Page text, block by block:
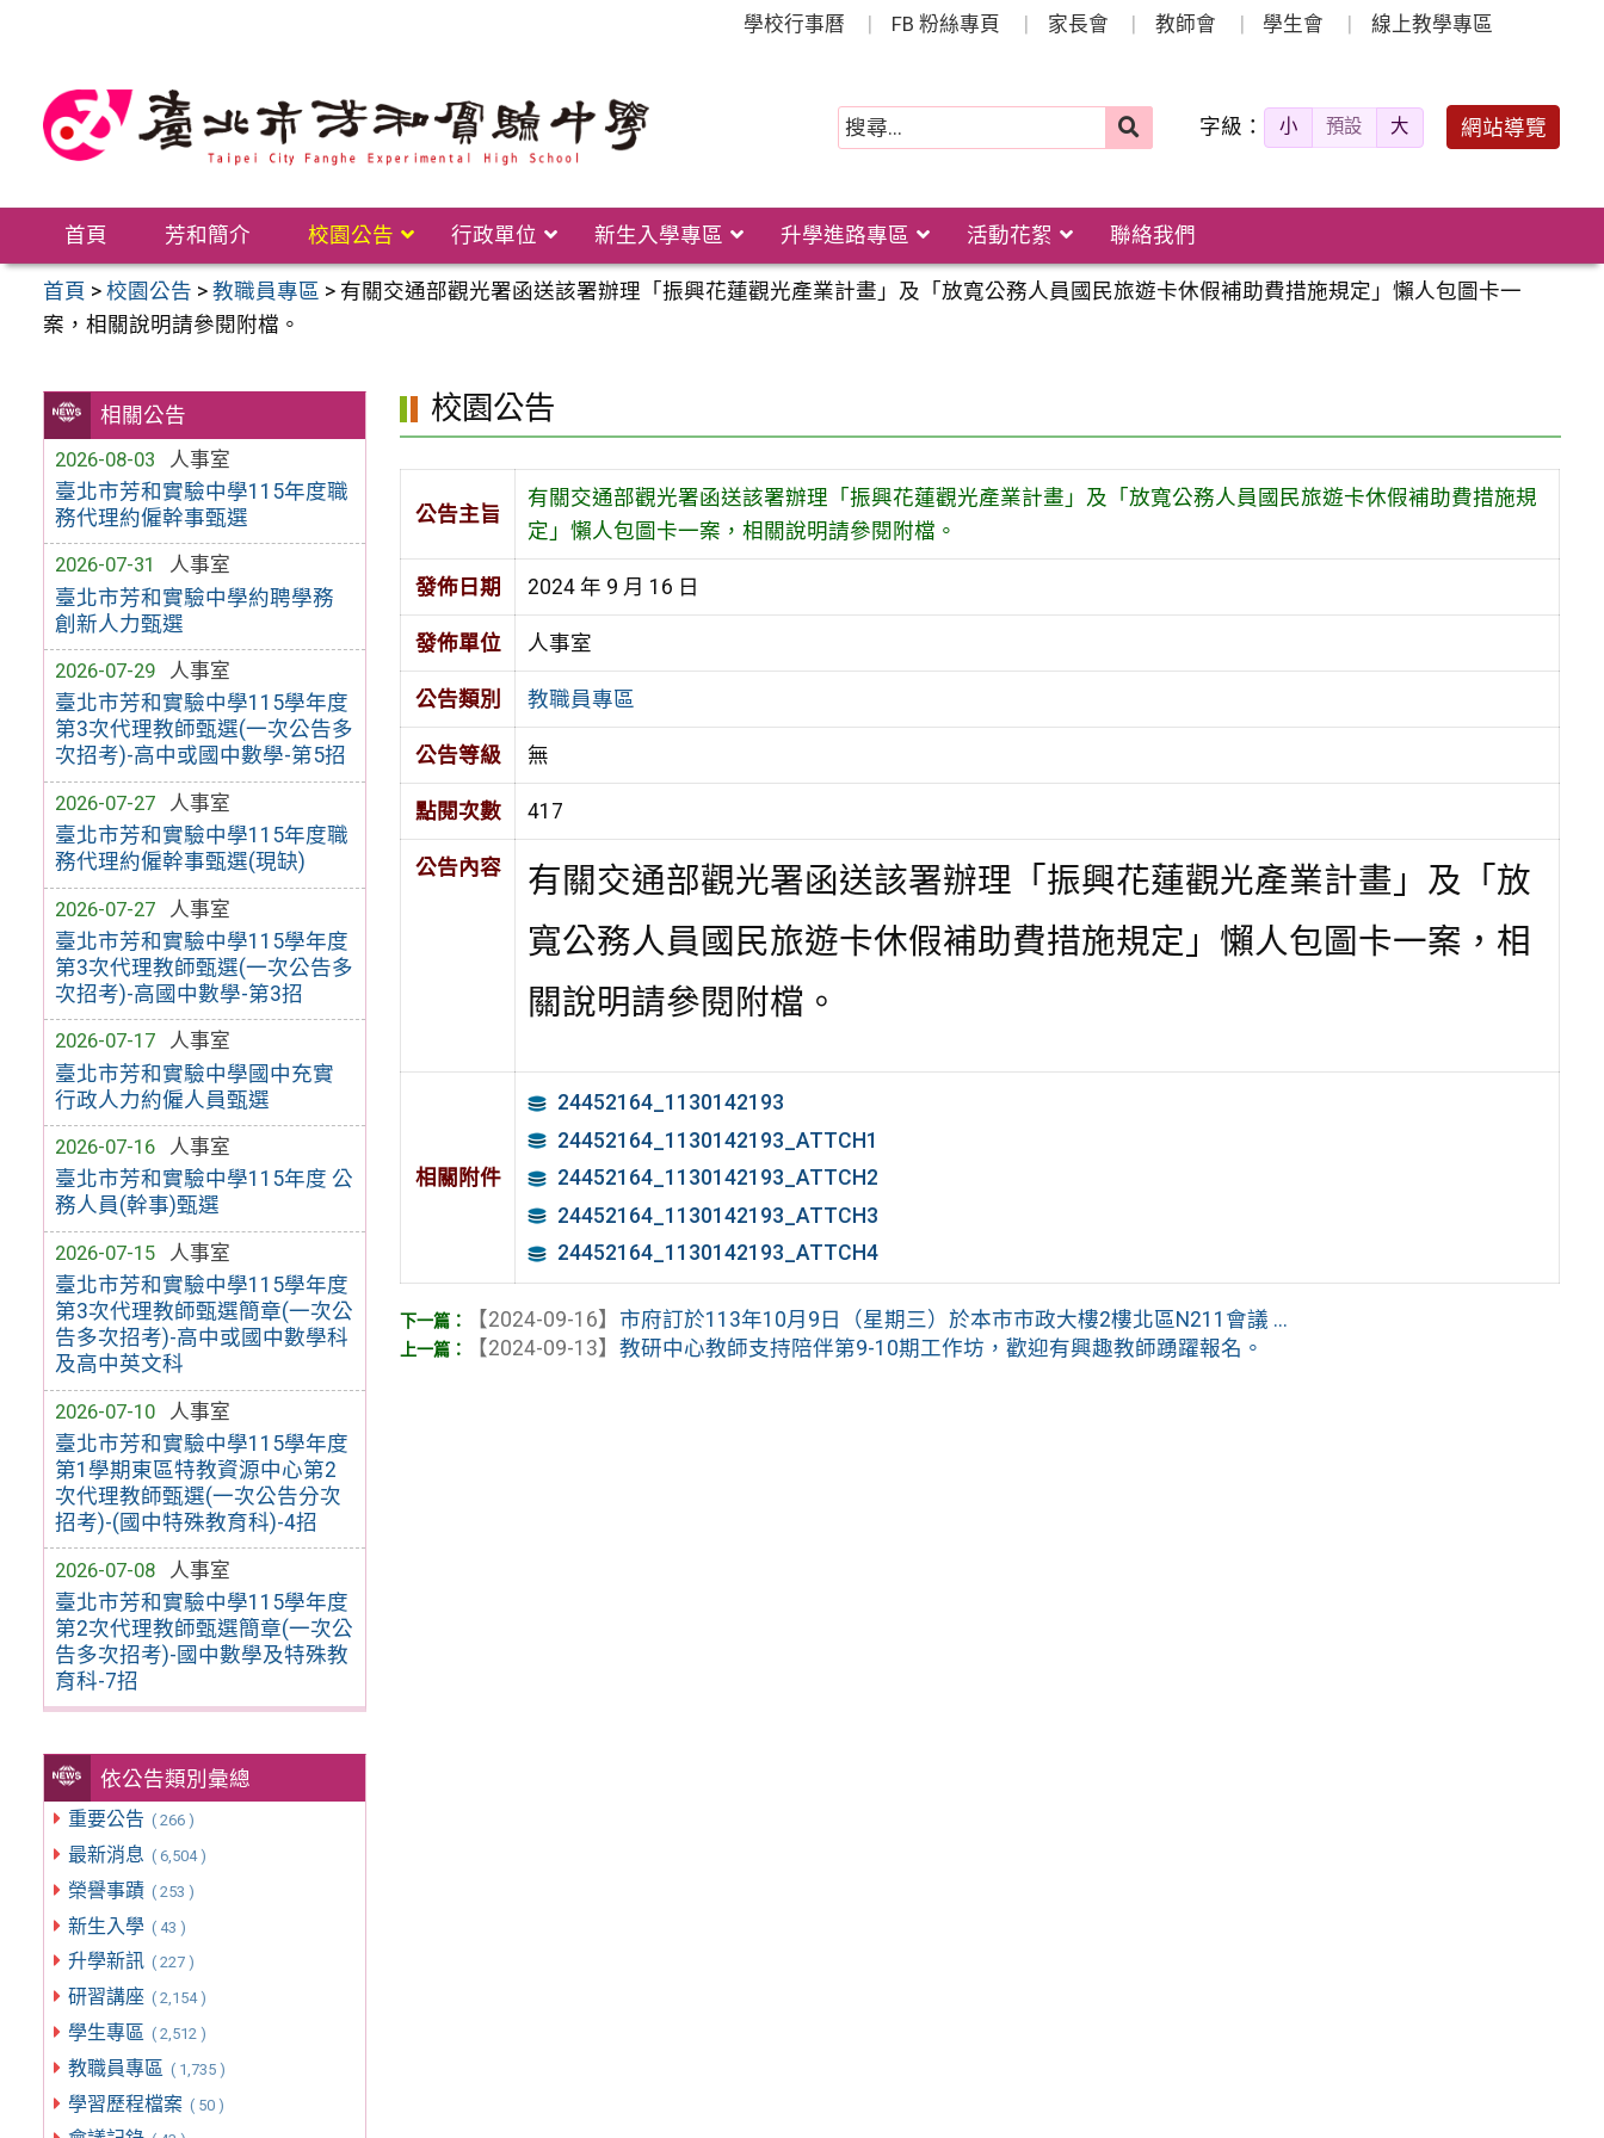
學校行事曆 FB 粉絲專頁 家長會 教師會 學生會 線上教學專區
字級： 小 預設 大 網站導覽
首頁 芳和簡介 校園公告 行政單位 新生入學專區 升學進路專區 活動花絮 聯絡我們
首頁 >校園公告 >教職員專區 > 有關交通部觀光署函送該署辦理「振興花蓮觀光產業計畫」及「放寬公務人員國民旅遊卡休假補助費措施規定」懶人包圖卡一
案，相關說明請參閱附檔。
相關公告
2026-08-03
人事室
臺北市芳和實驗中學115年度職
務代理約僱幹事甄選
2026-07-31
人事室
臺北市芳和實驗中學約聘學務
創新人力甄選
2026-07-29
人事室
臺北市芳和實驗中學115學年度
第3次代理教師甄選(一次公告多
次招考)-高中或國中數學-第5招
2026-07-27
人事室
臺北市芳和實驗中學115年度職
務代理約僱幹事甄選(現缺)
2026-07-27
人事室
臺北市芳和實驗中學115學年度
第3次代理教師甄選(一次公告多
次招考)-高國中數學-第3招
2026-07-17
人事室
臺北市芳和實驗中學國中充實
行政人力約僱人員甄選
2026-07-16
人事室
臺北市芳和實驗中學115年度 公
務人員(幹事)甄選
2026-07-15
人事室
臺北市芳和實驗中學115學年度
第3次代理教師甄選簡章(一次公
告多次招考)-高中或國中數學科
及高中英文科
2026-07-10
人事室
臺北市芳和實驗中學115學年度
第1學期東區特教資源中心第2
次代理教師甄選(一次公告分次
招考)-(國中特殊教育科)-4招
2026-07-08
人事室
臺北市芳和實驗中學115學年度
第2次代理教師甄選簡章(一次公
告多次招考)-國中數學及特殊教
育科-7招
依公告類別彙總
重要公告 ( 266 )
最新消息 ( 6,504 )
榮譽事蹟 ( 253 )
新生入學 ( 43 )
升學新訊 ( 227 )
研習講座 ( 2,154 )
學生專區 ( 2,512 )
教職員專區 ( 1,735 )
學習歷程檔案 ( 50 )
校園公告
公告主旨
有關交通部觀光署函送該署辦理「振興花蓮觀光產業計畫」及「放寬公務人員國民旅遊卡休假補助費措施規
定」懶人包圖卡一案，相關說明請參閱附檔。
發佈日期 2024 年 9 月 16 日
發佈單位 人事室
公告類別 教職員專區
公告等級 無
點閱次數 417
公告內容 有關交通部觀光署函送該署辦理「振興花蓮觀光產業計畫」及「放
寬公務人員國民旅遊卡休假補助費措施規定」懶人包圖卡一案，相
關說明請參閱附檔。
相關附件
24452164_1130142193
24452164_1130142193_ATTCH1
24452164_1130142193_ATTCH2
24452164_1130142193_ATTCH3
24452164_1130142193_ATTCH4
【2024-09-16】市府訂於113年10月9日（星期三）於本市市政大樓2樓北區N211會議 ...
【2024-09-13】教研中心教師支持陪伴第9-10期工作坊，歡迎有興趣教師踴躍報名。